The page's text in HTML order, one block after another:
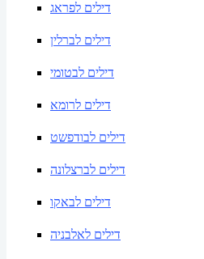
דילים לפראג
דילים לברלין
דילים לבטומי
דילים לרומא
דילים לבודפשט
דילים לברצלונה
דילים לבאקו
דילים לאלבניה